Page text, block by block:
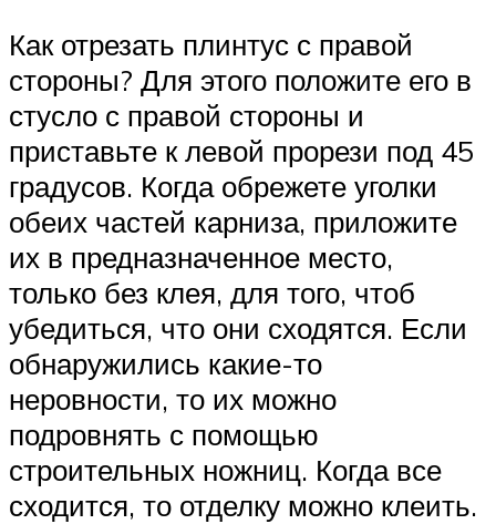
Как отрезать плинтус с правой
стороны? Для этого положите его в
стусло с правой стороны и
приставьте к левой прорези под 45
градусов. Когда обрежете уголки
обеих частей карниза, приложите
их в предназначенное место,
только без клея, для того, чтоб
убедиться, что они сходятся. Если
обнаружились какие-то
неровности, то их можно
подровнять с помощью
строительных ножниц. Когда все
сходится, то отделку можно клеить.